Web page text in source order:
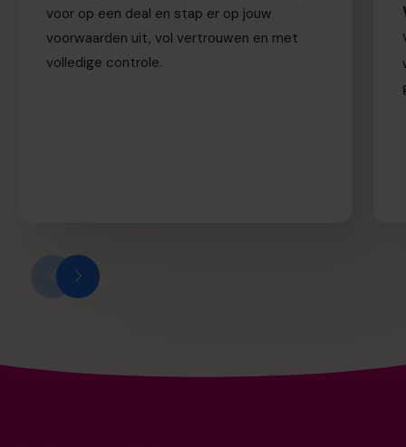
voor op een deal en stap er op jouw
voorwaarden uit, vol vertrouwen en met
volledige controle.